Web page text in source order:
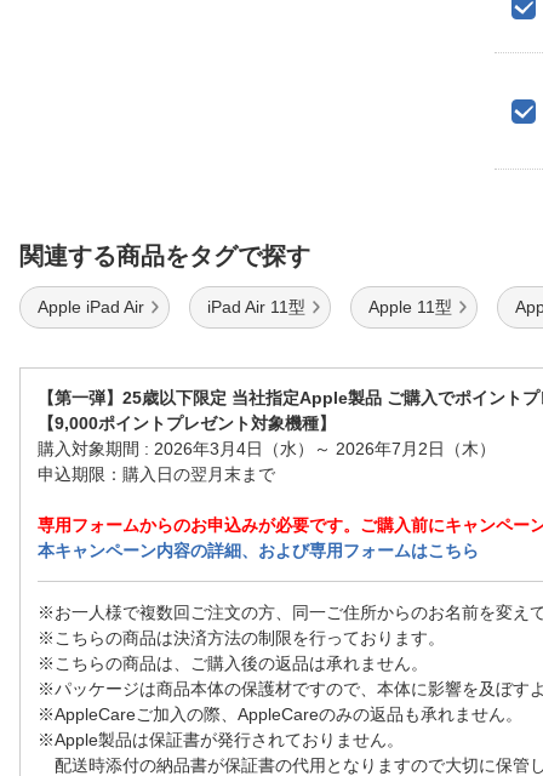
関連する商品をタグで探す
Apple iPad Air iPad Air 11型 Apple 11型
【第一弾】25歳以下限定 当社指定Apple製品 ご購入でポイント
【9,000ポイントプレゼント対象機種】
購入対象期間 : 2026年3月4日（水）～ 2026年7月2日（木）
申込期限：購入日の翌月末まで
専用フォームからのお申込みが必要です。ご購入前にキャンペー
本キャンペーン内容の詳細、および専用フォームはこちら
※お一人様で複数回ご注文の方、同一ご住所からのお名前を変え
※こちらの商品は決済方法の制限を行っております。
※こちらの商品は、ご購入後の返品は承れません。
※パッケージは商品本体の保護材ですので、本体に影響を及ぼす
※AppleCareご加入の際、AppleCareのみの返品も承れません。
※Apple製品は保証書が発行されておりません。
配送時添付の納品書が保証書の代用となりますので大切に保管し